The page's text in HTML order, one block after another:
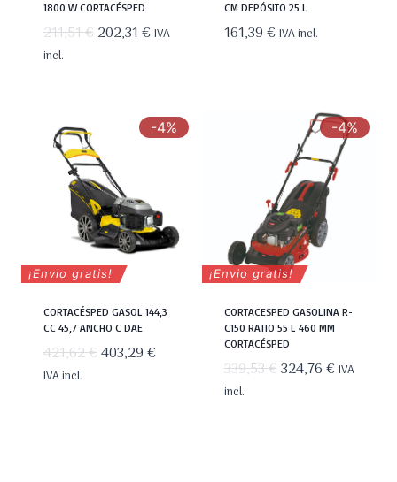
1800 W CORTACÉSPED
211,51€ El
211,51 €.
202,31€El
202,31 €.
IVA
incl.
CM DEPÓSITO 25 L
161,39€ IVA incl.
-4%
¡Envio gratis!
CORTACÉSPED GASOL 144,3
CC 45,7 ANCHO C DAE
421,62€El
403,29€El
IVA incl.
-4%
¡Envio gratis!
CORTACESPED GASOLINA R-
C150 RATIO 55 L 460 MM
CORTACÉSPED
339,53€El
324,76€ElIVA
incl.